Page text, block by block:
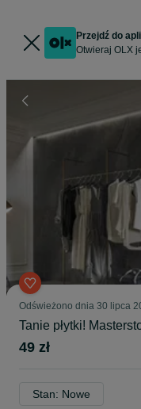
Przejdź do
Otwieraj OLX
Odświeżono dnia 30 lipca
Tanie płytki!
49 zł
Stan: Nowe